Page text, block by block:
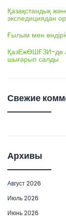
Қазақстандық
экспедициядан
Ғылым мен
ҚазЕжӨШҒЗИ-де
шығарып салды
Свежие
Архивы
Август 2026
Июль 2026
Июнь 2026